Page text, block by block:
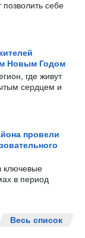
себе
Новым Годом
где живут
сердцем и
провели
ключевые
в период
Весь список